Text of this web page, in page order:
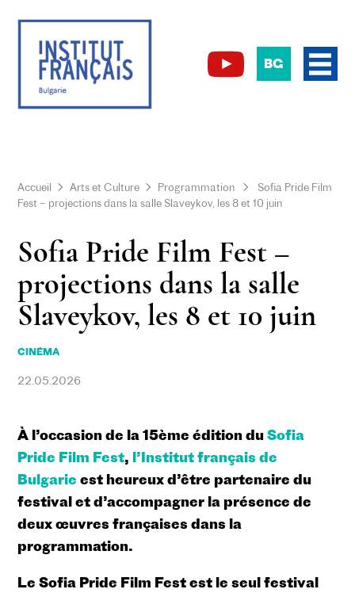
BG
Accueil Arts et Culture Programmation
Sofia Pride Film
Fest – projections dans la salle Slaveykov, les 8 et 10 juin
Sofia Pride Film Fest –
projections dans la salle
Slaveykov, les 8 et 10 juin
CINÉMA
22.05.2026
À l’occasion de la 15ème édition duSofia
Pride Film Fest, l’Institut français de
Bulgarie est heureux d’être partenaire du
festival et d’accompagner la présence de
deux œuvres françaises dans la
programmation.
Le Sofia Pride Film Fest est le seul festival